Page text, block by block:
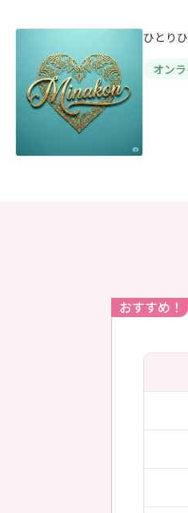
ひとり
オン
おすすめ！